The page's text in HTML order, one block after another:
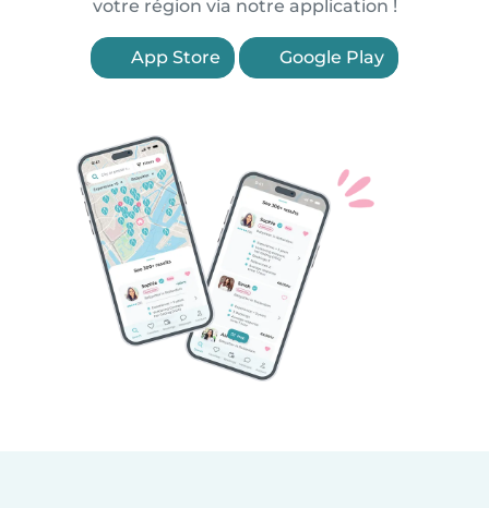
votre région via notre application !
App Store Google Play